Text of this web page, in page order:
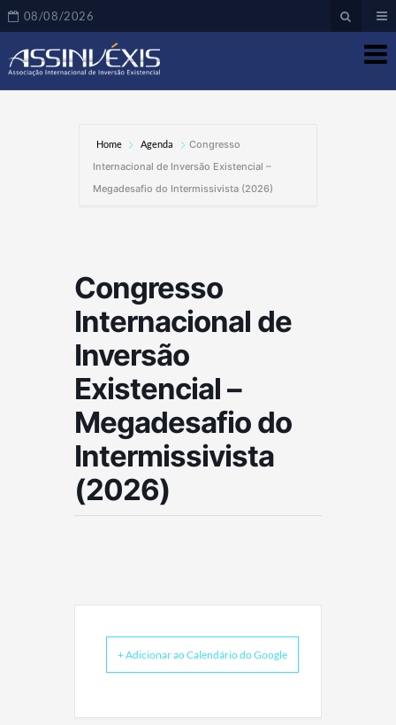
08/08/2026
Home Agenda
Congresso
Internacional de Inversão Existencial –
Megadesafio do Intermissivista (2026)
Congresso
Internacional de
Inversão
Existencial –
Megadesafio do
Intermissivista
(2026)
+ Adicionar ao Calendário do Google